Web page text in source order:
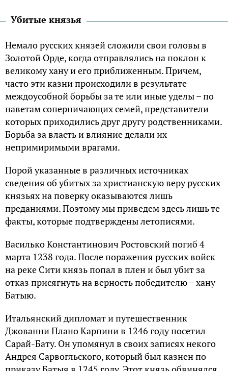
Убитые князья
Немало русских князей сложили свои головы в
Золотой Орде, когда отправлялись на поклон к
великому хану и его приближенным. Причем,
часто эти казни происходили в результате
междоусобной борьбы за те или иные уделы – по
наветам соперничающих семей, представители
которых приходились друг другу родственниками.
Борьба за власть и влияние делали их
непримиримыми врагами.
Порой указанные в различных источниках
сведения об убитых за христианскую веру русских
князьях на поверку оказываются лишь
преданиями. Поэтому мы приведем здесь лишь те
факты, которые подтверждены летописями.
Василько Константинович Ростовский погиб 4
марта 1238 года. После поражения русских войск
на реке Сити князь попал в плен и был убит за
отказ присягнуть на верность победителю – хану
Батыю.
Итальянский дипломат и путешественник
Джованни Плано Карпини в 1246 году посетил
Сарай-Бату. Он упомянул в своих записях некого
Андрея Сарвогльского, который был казнен по